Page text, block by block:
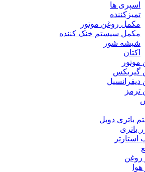
اسپری ها
تمیزکننده
مکمل روغن موتور
مکمل سیستم خنک کننده
شیشه شور
اکتان
موتور
گیربکس
دیفرانسیل
ترمز
باتری دوبل
باتری
استارتر
روغن